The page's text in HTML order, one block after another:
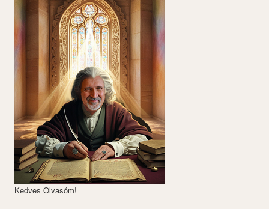
Kedves Olvasóm!